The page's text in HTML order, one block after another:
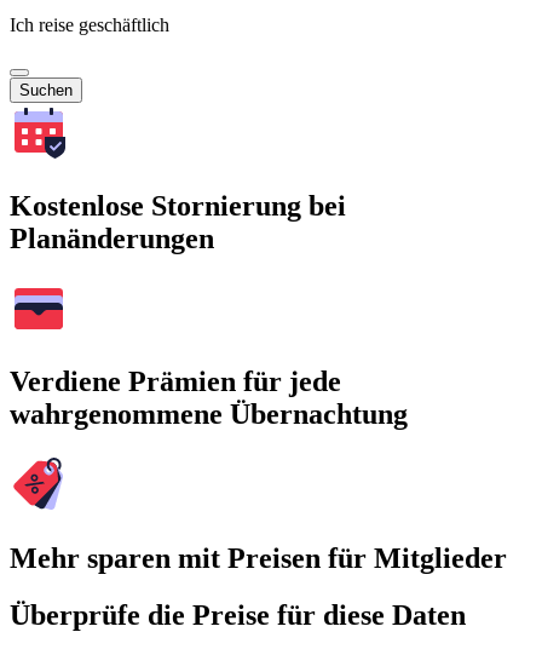
Ich reise geschäftlich
Suchen
Kostenlose Stornierung bei
Planänderungen
Verdiene Prämien für jede
wahrgenommene Übernachtung
Mehr sparen mit Preisen für Mitglieder
Überprüfe die Preise für diese Daten